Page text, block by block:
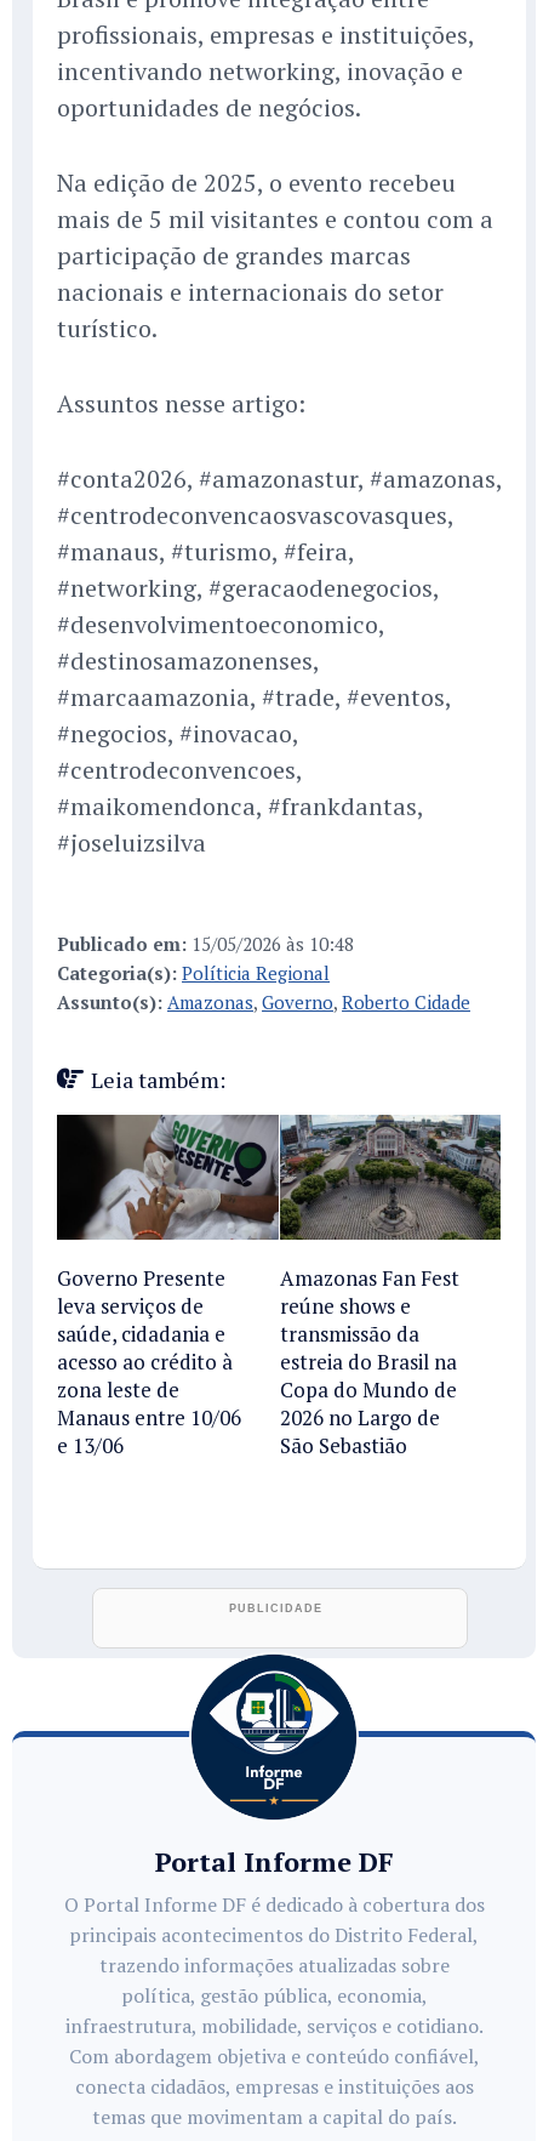
profissionais, empresas e instituições,
incentivando networking, inovação e
oportunidades de negócios.
Na edição de 2025, o evento recebeu
mais de 5 mil visitantes e contou com a
participação de grandes marcas
nacionais e internacionais do setor
turístico.
Assuntos nesse artigo:
#conta2026, #amazonastur, #amazonas,
#centrodeconvencaosvascovasques,
#manaus, #turismo, #feira,
#networking, #geracaodenegocios,
#desenvolvimentoeconomico,
#destinosamazonenses,
#marcaamazonia, #trade, #eventos,
#negocios, #inovacao,
#centrodeconvencoes,
#maikomendonca, #frankdantas,
#joseluizsilva
Publicado em: 15/05/2026 às 10:48
Categoria(s): Políticia Regional
Assunto(s): Amazonas, Governo, Roberto Cidade
Leia também:
Governo Presente
leva serviços de
saúde, cidadania e
acesso ao crédito à
zona leste de
Manaus entre 10/06
e 13/06
Amazonas Fan Fest
reúne shows e
transmissão da
estreia do Brasil na
Copa do Mundo de
2026 no Largo de
São Sebastião
Portal Informe DF
O Portal Informe DF é dedicado à cobertura dos
principais acontecimentos do Distrito Federal,
trazendo informações atualizadas sobre
política, gestão pública, economia,
infraestrutura, mobilidade, serviços e cotidiano.
Com abordagem objetiva e conteúdo confiável,
conecta cidadãos, empresas e instituições aos
temas que movimentam a capital do país.